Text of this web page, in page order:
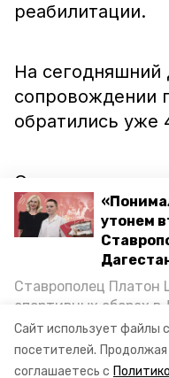
Сайт использует файлы
посетителей.
соглашаетесь с
утонем
Ставрополец Платон
спортивных сборах
Каспийском море
возвращении домой,
пригласили в
реабилитации.
На
сопровождении
обратились уже
Отметим, что
социального
в рамках
поколение»
Благодаря его
года на
открыты 28
Об этом ранее